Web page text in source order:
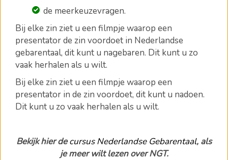
de meerkeuzevragen.
Bij elke zin ziet u een filmpje waarop een
presentator de zin voordoet in Nederlandse
gebarentaal, dit kunt u nagebaren. Dit kunt u zo
vaak herhalen als u wilt.
Bij elke zin ziet u een filmpje waarop een
presentator in de zin voordoet, dit kunt u nadoen.
Dit kunt u zo vaak herhalen als u wilt.
Bekijk hier decursus Nederlandse Gebarentaal, als
je meer wilt lezen over NGT.